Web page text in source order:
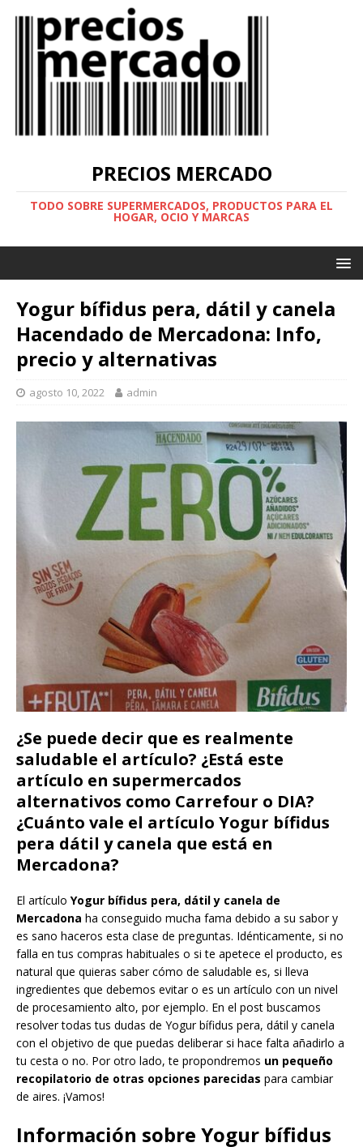
PRECIOS MERCADO
TODO SOBRE SUPERMERCADOS, PRODUCTOS PARA EL
HOGAR, OCIO Y MARCAS
Yogur bífidus pera, dátil y canela
Hacendado de Mercadona: Info,
precio y alternativas
agosto 10, 2022 admin
¿Se puede decir que es realmente
saludable el artículo? ¿Está este
artículo en supermercados
alternativos como Carrefour o DIA?
¿Cuánto vale el artículo Yogur bífidus
pera dátil y canela que está en
Mercadona?
El artículo Yogur bífidus pera, dátil y canela de
Mercadona ha conseguido mucha fama debido a su sabor y
es sano haceros esta clase de preguntas. Idénticamente, si no
falla en tus compras habituales o si te apetece el producto, es
natural que quieras saber cómo de saludable es, si lleva
ingredientes que debemos evitar o es un artículo con un nivel
de procesamiento alto, por ejemplo. En el post buscamos
resolver todas tus dudas de Yogur bífidus pera, dátil y canela
con el objetivo de que puedas deliberar si hace falta añadirlo a
tu cesta o no. Por otro lado, te propondremos un pequeño
recopilatorio de otras opciones parecidas para cambiar
de aires. ¡Vamos!
Información sobre Yogur bífidus